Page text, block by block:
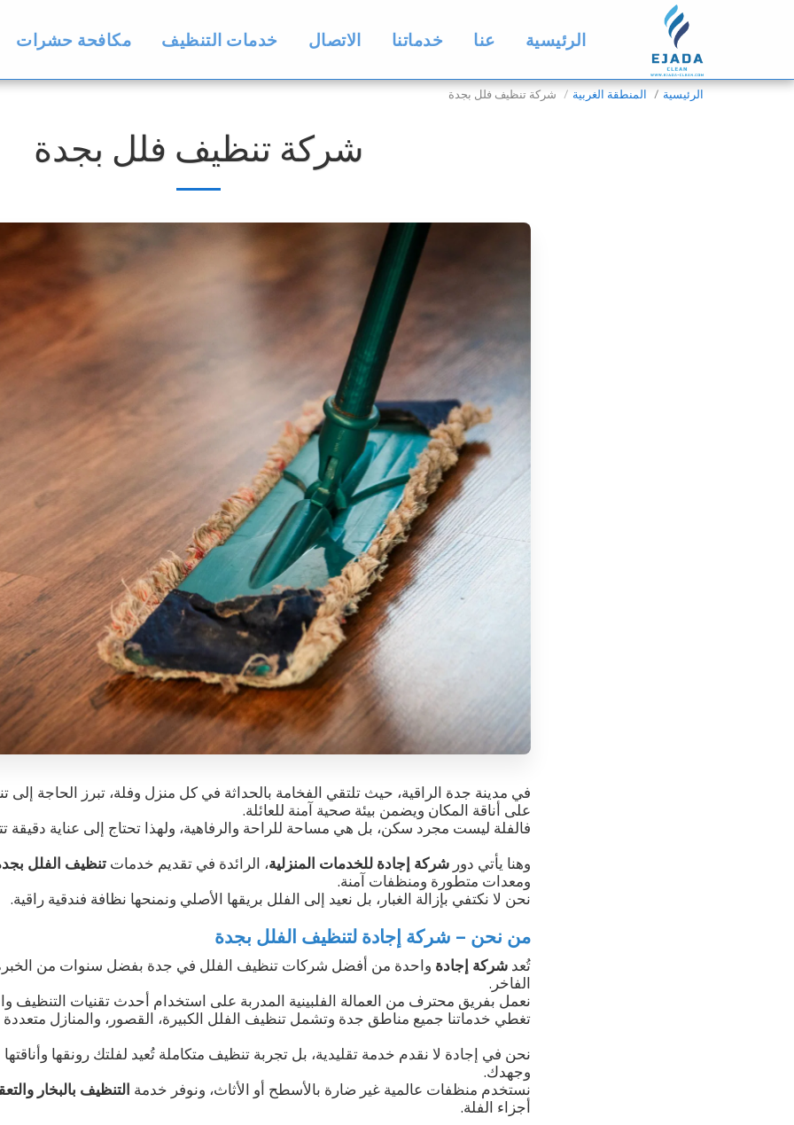
الرئيسية عنا خدماتنا الاتصال خدمات التنظيف مكافحة حشرات
الرئيسية المنطقة الغربية شركة تنظيف فلل بجدة
شركة تنظيف فلل بجدة
في مدينة جدة الراقية، حيث تلتقي الفخامة بالحداثة في كل منزل وفلة، تبرز الحاجة
على أناقة المكان ويضمن بيئة صحية آمنة للعائلة.
فالفلة ليست مجرد سكن، بل هي مساحة للراحة والرفاهية، ولهذا تحتاج إلى عناية دقيقة
وهنا يأتي دور شركة إجادة للخدمات المنزلية، الرائدة في تقديم خدمات تنظيف الفلل
ومعدات متطورة ومنظفات آمنة.
نحن لا نكتفي بإزالة الغبار، بل نعيد إلى الفلل بريقها الأصلي ونمنحها نظافة فندقية راقية.
من نحن – شركة إجادة لتنظيف الفلل بجدة
تُعد شركة إجادة واحدة من أفضل شركات تنظيف الفلل في جدة بفضل سنوات من
الفاخر.
نعمل بفريق محترف من العمالة الفلبينية المدربة على استخدام أحدث تقنيات التنظيف
تغطي خدماتنا جميع مناطق جدة وتشمل تنظيف الفلل الكبيرة، القصور، والمنازل
نحن في إجادة لا نقدم خدمة تقليدية، بل تجربة تنظيف متكاملة تُعيد لفلتك رونقها
وجهدك.
نستخدم منظفات عالمية غير ضارة بالأسطح أو الأثاث، ونوفر خدمة التنظيف بالبخار
أجزاء الفلة.